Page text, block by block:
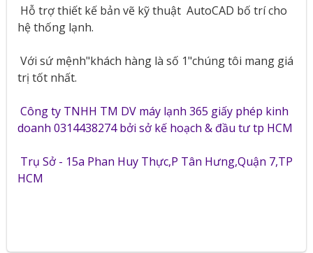
Hỗ trợ thiết kế bản vẽ kỹ thuật AutoCAD bố trí cho
hệ thống lạnh.
Với sứ mệnh"khách hàng là số 1"chúng tôi mang giá
trị tốt nhất.
Công ty TNHH TM DV máy lạnh 365 giấy phép kinh
doanh 0314438274 bởi sở kế hoạch & đầu tư tp HCM
Trụ Sở - 15a Phan Huy Thực,P Tân Hưng,Quận 7,TP
HCM